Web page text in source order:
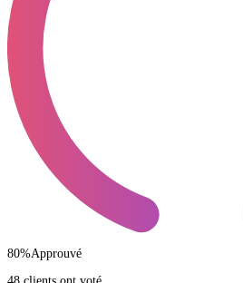
80%Approuvé